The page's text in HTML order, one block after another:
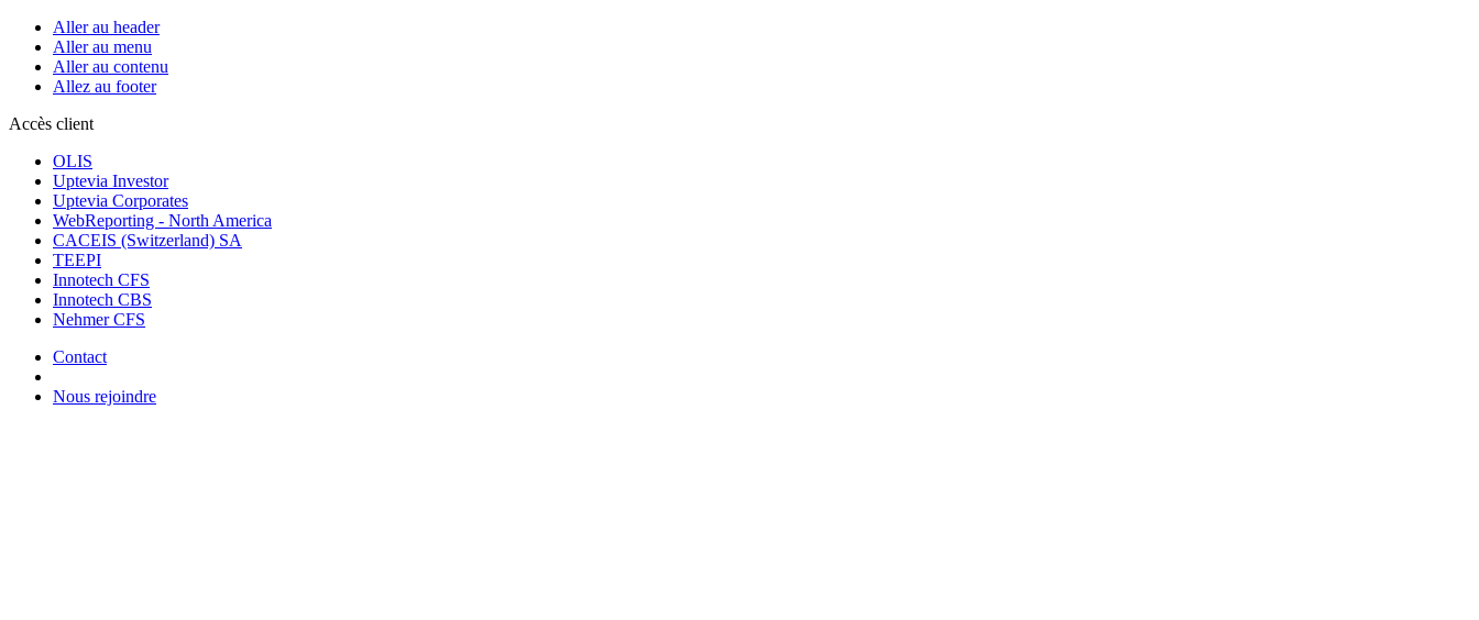
Aller au header
Aller au menu
Aller au contenu
Allez au footer
Accès client
OLIS
Uptevia Investor
Uptevia Corporates
WebReporting - North America
CACEIS (Switzerland) SA
TEEPI
Innotech CFS
Innotech CBS
Nehmer CFS
Contact
Nous rejoindre